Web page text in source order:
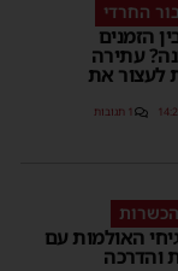
החרדי
הזמנים
עתירה
לעצור את
1 תגובות
האולמות עם
והדרכה